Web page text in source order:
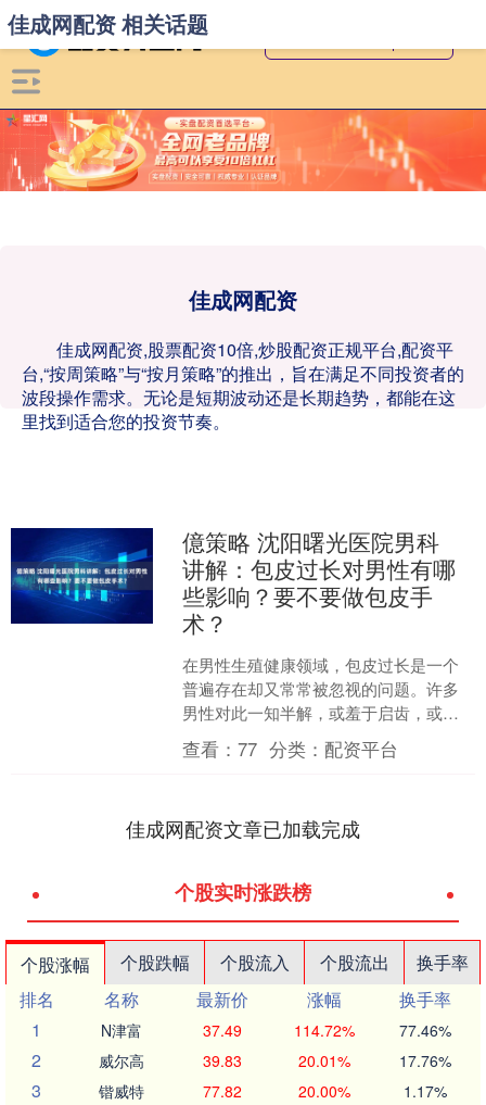
佳成网配资
佳成网配资,股票配资10倍,炒股配资正规平台,配资平
台,“按周策略”与“按月策略”的推出，旨在满足不同投资者的
波段操作需求。无论是短期波动还是长期趋势，都能在这
里找到适合您的投资节奏。
佳成网配资 相关话题
億策略 沈阳曙光医院男科
讲解：包皮过长对男性有哪
些影响？要不要做包皮手
术？
在男性生殖健康领域，包皮过长是一个
普遍存在却又常常被忽视的问题。许多
男性对此一知半解，或羞于启齿，或认
为无伤大雅，最终可能让小问题演变成
大麻烦。沈阳曙光医院男科....
查看：77 分类：配资平台
佳成网配资文章已加载完成
个股实时涨跌榜
个股涨幅 个股跌幅 个股流入 个股流出
换手率
排名
名称 最新价 涨幅
换手率
1
N津富 37.49 114.72% 77.46%
2 威尔高 39.83 20.01% 17.76%
3 锴威特 77.82 20.00% 1.17%